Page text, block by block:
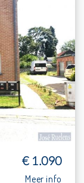
€ 1.090
Meer info